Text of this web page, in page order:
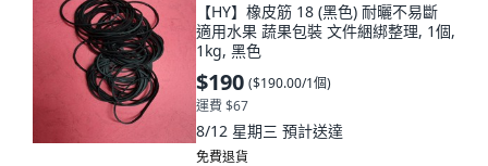
【HY】橡皮筋 18 (黑色) 耐曬不易斷
適用水果 蔬果包裝 文件綑綁整理, 1個,
1kg, 黑色
$190 ($190.00/1個)
運費 $67
8/12 星期三 預計送達
免費退貨